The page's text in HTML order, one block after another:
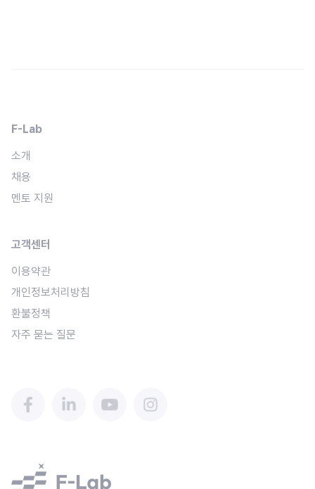
F-Lab
소개
채용
멘토 지원
고객센터
이용약관
개인정보처리방침
환불정책
자주 묻는 질문